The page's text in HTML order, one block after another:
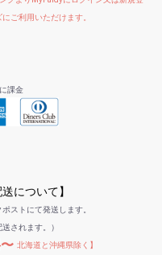
ご利用いただけます。
課金
について】
ストにて発送します。
されます。）
北海道と沖縄県除く】